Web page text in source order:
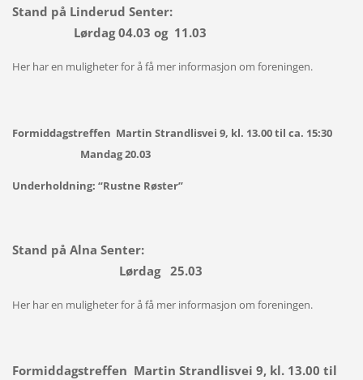
Stand på Linderud Senter:
Lørdag 04.03 og 11.03
Her har en muligheter for å få mer informasjon om foreningen.
Formiddagstreffen Martin Strandlisvei 9, kl. 13.00 til ca. 15:30
Mandag 20.03
Underholdning: “Rustne Røster”
Stand på Alna Senter:
Lørdag 25.03
Her har en muligheter for å få mer informasjon om foreningen.
Formiddagstreffen Martin Strandlisvei 9, kl. 13.00 til